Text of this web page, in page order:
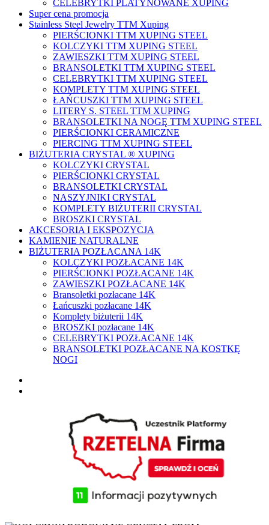
CELEBRYTKI PLATYNOWANE XUPING
Super cena promocja
Stainless Steel Jewelry TTM Xuping
PIERŚCIONKI TTM XUPING STEEL
KOLCZYKI TTM XUPING STEEL
ZAWIESZKI TTM XUPING STEEL
BRANSOLETKI TTM XUPING STEEL
CELEBRYTKI TTM XUPING STEEL
KOMPLETY TTM XUPING STEEL
ŁAŃCUSZKI TTM XUPING STEEL
LITERY S. STEEL TTM XUPING
BRANSOLETKI NA NOGĘ TTM XUPING STEEL
PIERŚCIONKI CERAMICZNE
PIERCING TTM XUPING STEEL
BIŻUTERIA CRYSTAL ® XUPING
KOLCZYKI CRYSTAL
PIERŚCIONKI CRYSTAL
BRANSOLETKI CRYSTAL
NASZYJNIKI CRYSTAL
KOMPLETY BIŻUTERII CRYSTAL
BROSZKI CRYSTAL
AKCESORIA I EKSPOZYCJA
KAMIENIE NATURALNE
BIŻUTERIA POZŁACANA 14K
KOLCZYKI POZŁACANE 14K
PIERŚCIONKI POZŁACANE 14K
ZAWIESZKI POZŁACANE 14K
Bransoletki pozłacane 14K
Łańcuszki pozłacane 14K
Komplety biżuterii 14K
BROSZKI pozłacane 14K
CELEBRYTKI POZŁACANE 14K
BRANSOLETKI POZŁACANE NA KOSTKĘ
NOGI